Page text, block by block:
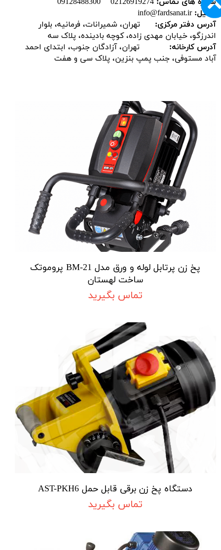
ایمیل:info@fardsanat.ir
آدرس دفتر مرکزی: تهران، شمیرانات، فرمانیه، بلوار
اندرزگو، خیابان مهدی زاده، کوچه بادینده، پلاک سه
آدرس کارخانه: تهران، آزادگان جنوب، ابتدای احمد
آباد مستوفی، جنب پمپ بنزین، پلاک سی و هفت
پخ زن پرتابل لوله و ورق مدل BM-21 پروموتک
ساخت لهستان
تماس بگیرید
دستگاه پخ زن برقی قابل حمل AST-PKH6
تماس بگیرید